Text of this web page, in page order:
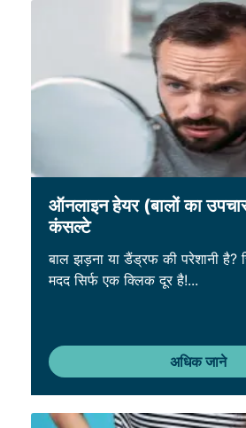
ऑनलाइन हेयर (बालों का
कंसल्टे
बाल झड़ना या डैंड्रफ की परेशानी है?
मदद सिर्फ एक क्लिक दूर है!...
अधिक जाने